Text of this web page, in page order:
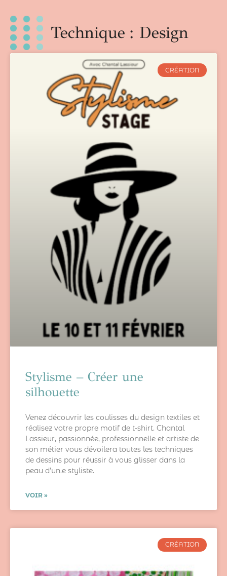
Technique : Design
CRÉATION
Stylisme – Créer une
silhouette
Venez découvrir les coulisses du design textiles et
réalisez votre propre motif de t-shirt. Chantal
Lassieur, passionnée, professionnelle et artiste de
son métier vous dévoilera toutes les techniques
de dessins pour réussir à vous glisser dans la
peau d’un.e styliste.
VOIR »
CRÉATION